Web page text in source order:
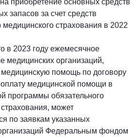
приобретение основных средств
запасов за счет средств
медицинского страхования в 2022
в 2023 году ежемесячное
медицинских организаций,
помощь по договору
оплату медицинской помощи в
программы обязательного
может
по заявкам указанных
Федеральным фондом